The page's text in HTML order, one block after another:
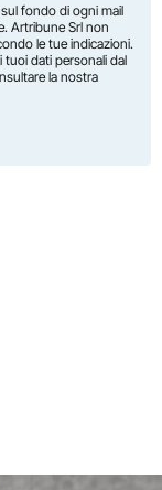
fondo di ogni mail
Artribune Srl non
le tue indicazioni.
tuoi dati personali dal
la nostra